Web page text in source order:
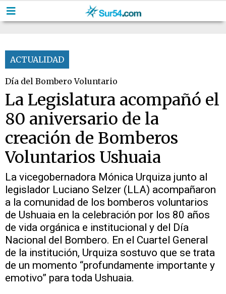
ACTUALIDAD
Día del Bombero Voluntario
La Legislatura acompañó el
80 aniversario de la
creación de Bomberos
Voluntarios Ushuaia
La vicegobernadora Mónica Urquiza junto al
legislador Luciano Selzer (LLA) acompañaron
a la comunidad de los bomberos voluntarios
de Ushuaia en la celebración por los 80 años
de vida orgánica e institucional y del Día
Nacional del Bombero. En el Cuartel General
de la institución, Urquiza sostuvo que se trata
de un momento “profundamente importante y
emotivo” para toda Ushuaia.